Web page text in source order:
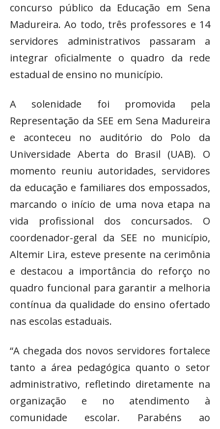
concurso público da Educação em Sena
Madureira. Ao todo, três professores e 14
servidores administrativos passaram a
integrar oficialmente o quadro da rede
estadual de ensino no município.
A solenidade foi promovida pela
Representação da SEE em Sena Madureira
e aconteceu no auditório do Polo da
Universidade Aberta do Brasil (UAB). O
momento reuniu autoridades, servidores
da educação e familiares dos empossados,
marcando o início de uma nova etapa na
vida profissional dos concursados. O
coordenador-geral da SEE no município,
Altemir Lira, esteve presente na cerimônia
e destacou a importância do reforço no
quadro funcional para garantir a melhoria
contínua da qualidade do ensino ofertado
nas escolas estaduais.
“A chegada dos novos servidores fortalece
tanto a área pedagógica quanto o setor
administrativo, refletindo diretamente na
organização e no atendimento à
comunidade escolar. Parabéns ao